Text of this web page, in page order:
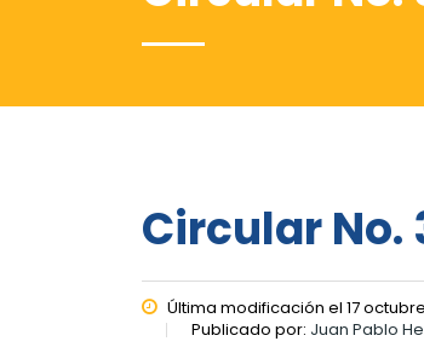
Circular No.
Última modificación el 17
Publicado por: Juan Pablo